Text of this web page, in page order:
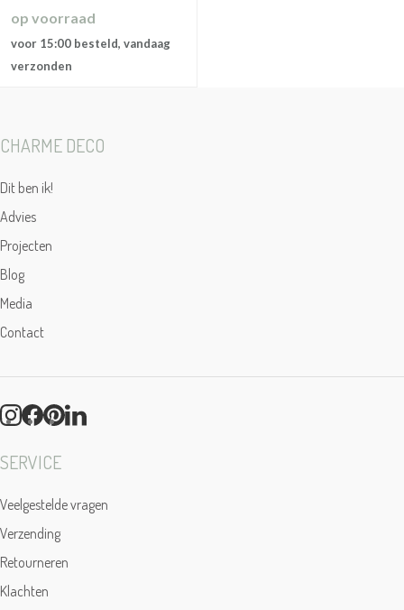
op voorraad
voor 15:00 besteld, vandaag
verzonden
CHARME DECO
Dit ben ik!
Advies
Projecten
Blog
Media
Contact
SERVICE
Veelgestelde vragen
Verzending
Retourneren
Klachten